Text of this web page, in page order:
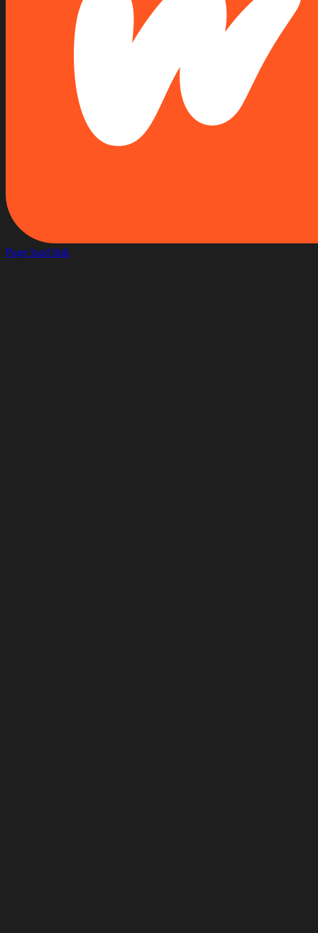
Tiktok
YouTube
Page load link